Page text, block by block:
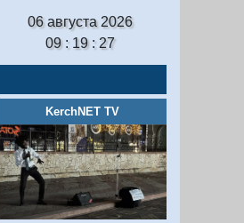
06 августа 2026
09 : 19 : 27
KerchNET TV